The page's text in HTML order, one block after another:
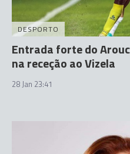
DESPORTO
Entrada forte do
na receção ao Vizela
28 Jan 23:41